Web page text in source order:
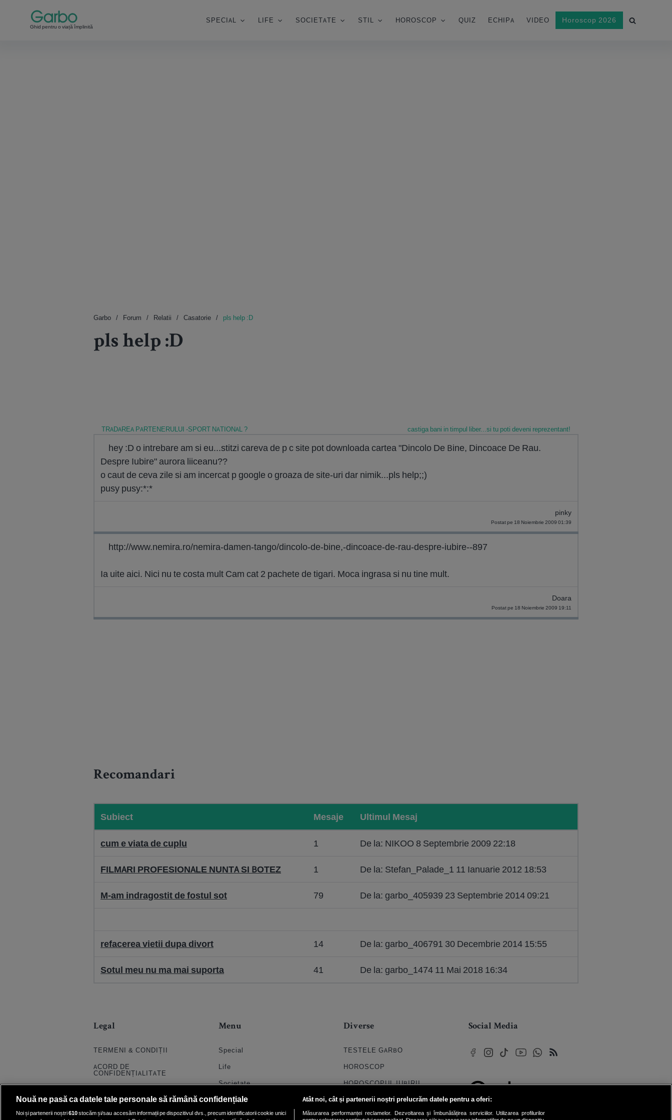
Ghid pentru o viață împlinită
SPECIAL LIFE SOCIETATE STIL HOROSCOP QUIZ ECHIPA VIDEO Horoscop 2026
Garbo Forum Relatii Casatorie pls help :D
pls help :D
TRADAREA PARTENERULUI -SPORT NATIONAL ? castiga bani in timpul liber...si tu poti deveni reprezentant!
hey :D o intrebare am si eu...stitzi careva de p c site pot downloada cartea "Dincolo De Bine, Dincoace De Rau.
Despre Iubire" aurora liiceanu??
o caut de ceva zile si am incercat p google o groaza de site-uri dar nimik...pls help;;)
pusy pusy:*:*
pinky
Postat pe 18 Noiembrie 2009 01:39
http://www.nemira.ro/nemira-damen-tango/dincolo-de-bine,-dincoace-de-rau-despre-iubire--897
Ia uite aici. Nici nu te costa mult Cam cat 2 pachete de tigari. Moca ingrasa si nu tine mult.
Doara
Postat pe 18 Noiembrie 2009 19:11
Recomandari
Subiect Mesaje Ultimul Mesaj
cum e viata de cuplu 1 De la: NIKOO 8 Septembrie 2009 22:18
FILMARI PROFESIONALE NUNTA SI BOTEZ 1 De la: Stefan_Palade_1 11 Ianuarie 2012 18:53
M-am indragostit de fostul sot 79 De la: garbo_405939 23 Septembrie 2014 09:21
refacerea vietii dupa divort 14 De la: garbo_406791 30 Decembrie 2014 15:55
Sotul meu nu ma mai suporta 41 De la: garbo_1474 11 Mai 2018 16:34
Legal
TERMENI & CONDIȚII
ACORD DE
CONFIDENȚIALITATE
PRELUCRAREA DATELOR
Menu
Special
Life
Societate
Stil
Horoscop
Diverse
TESTELE GARBO
HOROSCOP
HOROSCOPUL IUBIRII
FORUMURI
TRATAMENTE NATURISTE
Social Media
Toate drepturile rezervate
Nouă ne pasă ca datele tale personale să rămână confidențiale
Noi și partenerii noștri610stocăm și/sau accesăm informații pe dispozitivul dvs., precum identificatorii cookie unici
Atât noi, cât și partenerii noștri prelucrăm datele pentru a oferi:
Măsurarea performanței reclamelor. Dezvoltarea și îmbunătățirea serviciilor. Utilizarea profilurilor